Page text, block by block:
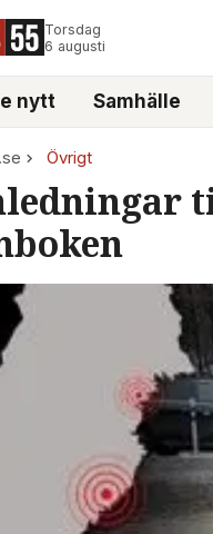
Torsdag
6 augusti
nytt Samhälle
Övrigt